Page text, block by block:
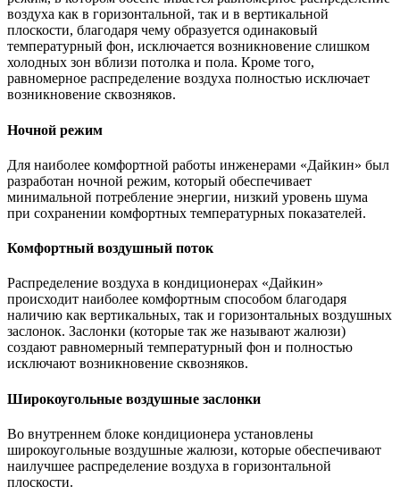
воздуха как в горизонтальной, так и в вертикальной
плоскости, благодаря чему образуется одинаковый
температурный фон, исключается возникновение слишком
холодных зон вблизи потолка и пола. Кроме того,
равномерное распределение воздуха полностью исключает
возникновение сквозняков.
Ночной режим
Для наиболее комфортной работы инженерами «Дайкин» был
разработан ночной режим, который обеспечивает
минимальной потребление энергии, низкий уровень шума
при сохранении комфортных температурных показателей.
Комфортный воздушный поток
Распределение воздуха в кондиционерах «Дайкин»
происходит наиболее комфортным способом благодаря
наличию как вертикальных, так и горизонтальных воздушных
заслонок. Заслонки (которые так же называют жалюзи)
создают равномерный температурный фон и полностью
исключают возникновение сквозняков.
Широкоугольные воздушные заслонки
Во внутреннем блоке кондиционера установлены
широкоугольные воздушные жалюзи, которые обеспечивают
наилучшее распределение воздуха в горизонтальной
плоскости.